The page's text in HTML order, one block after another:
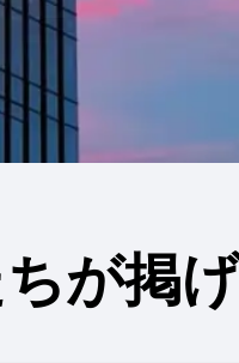
が掲